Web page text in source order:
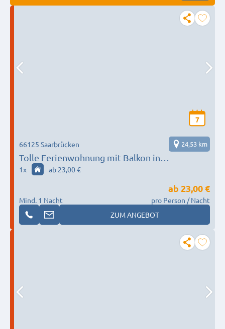
7
Tolle Ferienwohnung mit Balkon in
Saarbrücken Uni-Nähe
66125 Saarbrücken 24,53 km
1x ab 23,00 €
Mind. 1 Nacht
ab 23,00 €
pro Person / Nacht
ZUM ANGEBOT